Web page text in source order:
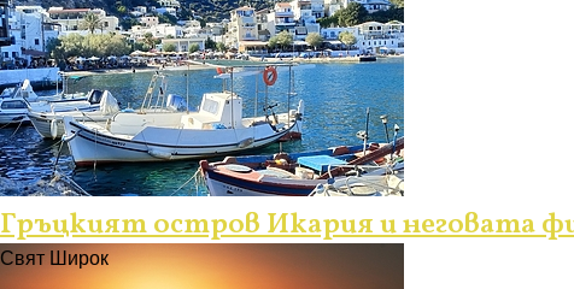
Гръцкият остров Икария и неговата
Свят Широк